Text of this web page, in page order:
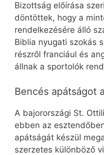
Bizottság előírása
döntöttek, hogy a
rendelkezésére álló
Biblia nyugati szokás
részről franciául és
állnak a sportolók
Bencés apátságot
A bajorországi St.
ebben az
apátságát készül
szerzetes különböző